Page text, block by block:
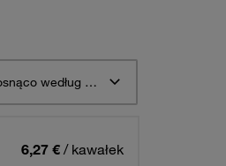
Sortuj rosnąco według opisu materiału STAUFF
6,27 € / kawałek